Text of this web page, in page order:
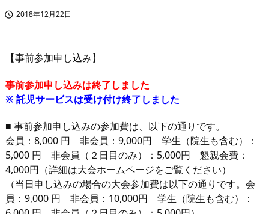
 2018年12月22日
【事前参加申し込み】
事前参加申し込みは終了しました
※ 託児サービスは受け付け終了しました
■ 事前参加申し込みの参加費は、以下の通りです。
会員：8,000 円 非会員：9,000円 学生（院生も含む）：
5,000 円 非会員（２日目のみ）：5,000円 懇親会費：
4,000円（詳細は大会ホームページをご覧ください）
（当日申し込みの場合の大会参加費は以下の通りです。会
員：9,000 円 非会員：10,000円 学生（院生も含む）：